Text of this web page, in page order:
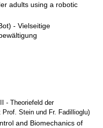
adults using a robotic
- Vielseitige
- Theoriefeld der
Stein und Fr. Fadillioglu)
and Biomechanics of